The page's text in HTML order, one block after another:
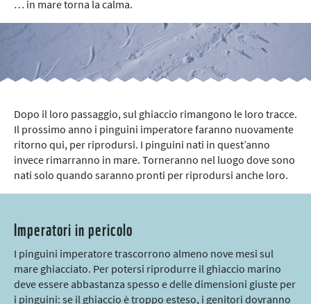
… in mare torna la calma.
Dopo il loro passaggio, sul ghiaccio rimangono le loro tracce.
Il prossimo anno i pinguini imperatore faranno nuovamente
ritorno qui, per riprodursi. I pinguini nati in quest’anno
invece rimarranno in mare. Torneranno nel luogo dove sono
nati solo quando saranno pronti per riprodursi anche loro.
Imperatori in pericolo
I pinguini imperatore trascorrono almeno nove mesi sul
mare ghiacciato. Per potersi riprodurre il ghiaccio marino
deve essere abbastanza spesso e delle dimensioni giuste per
i pinguini: se il ghiaccio è troppo esteso, i genitori dovranno